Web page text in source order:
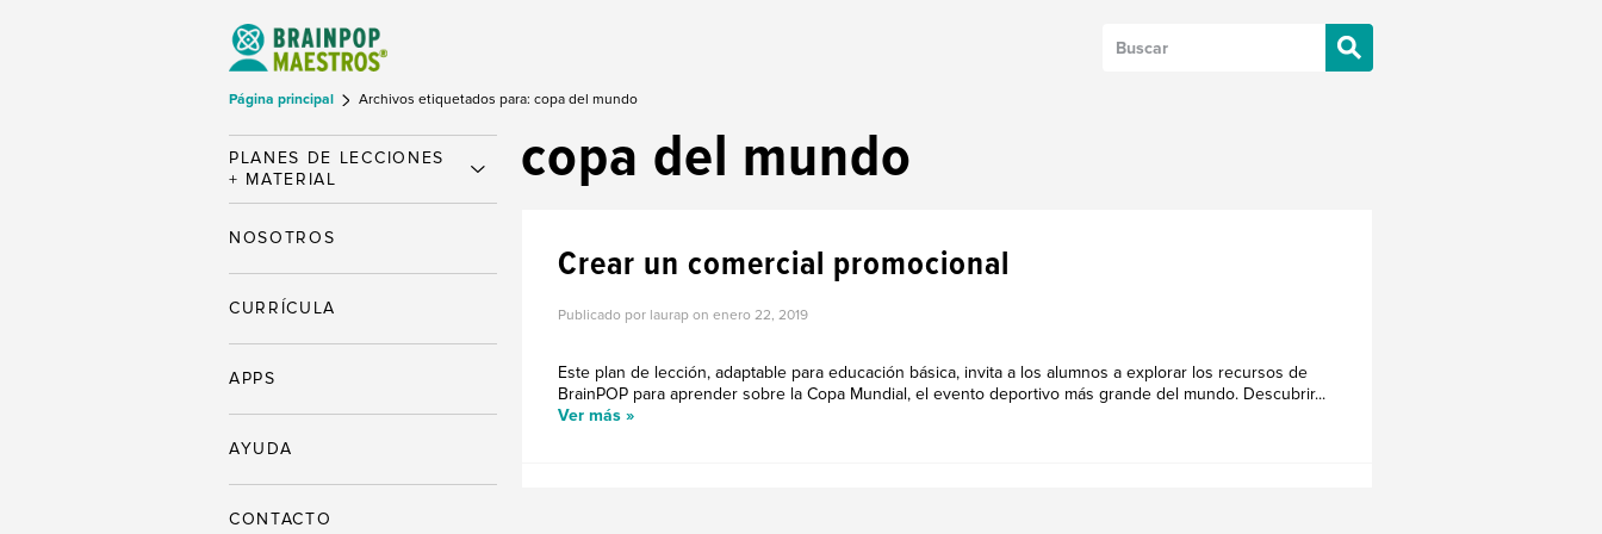
Página principal Archivos etiquetados para: copa del mundo
copa del mundo
Crear un comercial promocional
Publicado por laurap on enero 22, 2019
Este plan de lección, adaptable para educación básica, invita a los alumnos a explorar los recursos de
BrainPOP para aprender sobre la Copa Mundial, el evento deportivo más grande del mundo. Descubrir...
Ver más »
PLANES DE LECCIONES
+ MATERIAL
NOSOTROS
CURRÍCULA
APPS
AYUDA
CONTACTO